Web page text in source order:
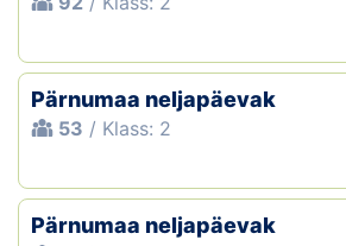
Pärnumaa neljapäevak
53 / Klass: 2
Pärnumaa neljapäevak